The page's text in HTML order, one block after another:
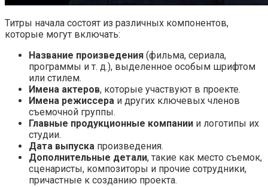
Титры начала состоят из различных компонентов,
которые могут включать:
Название произведения (фильма, сериала,
программы и т. д.), выделенное особым шрифтом
или стилем.
Имена актеров, которые участвуют в проекте.
Имена режиссера и других ключевых членов
съемочной группы.
Главные продукционные компании и логотипы их
студии.
Дата выпуска произведения.
Дополнительные детали, такие как место съемок,
сценаристы, композиторы и прочие сотрудники,
причастные к созданию проекта.